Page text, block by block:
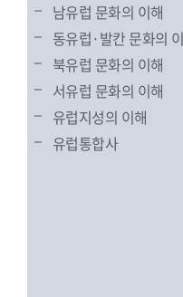
남유럽 문화의 이해
동유럽·발칸 문화의
북유럽 문화의 이해
서유럽 문화의 이해
유럽지성의 이해
유럽통합사